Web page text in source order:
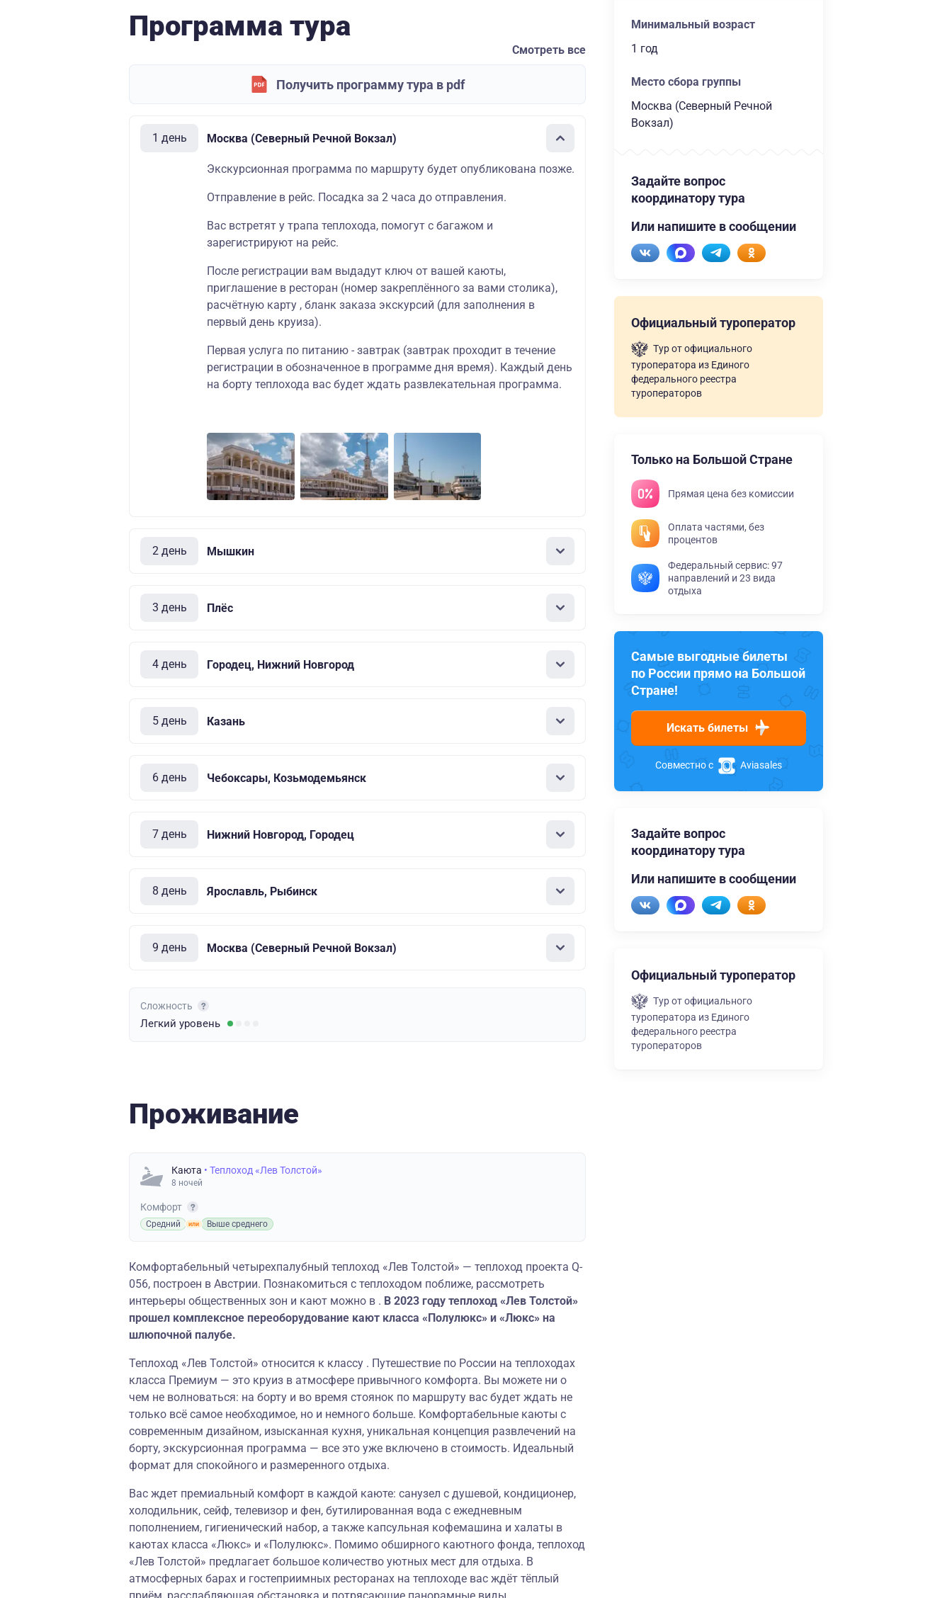
Программа тура
Смотреть все
Получить программу тура в pdf
1 день Москва (Северный Речной Вокзал)
Экскурсионная программа по маршруту будет опубликована позже.
Отправление в рейс. Посадка за 2 часа до отправления.
Вас встретят у трапа теплохода, помогут с багажом и
зарегистрируют на рейс.
После регистрации вам выдадут ключ от вашей каюты,
приглашение в ресторан (номер закреплённого за вами столика),
расчётную карту , бланк заказа экскурсий (для заполнения в
первый день круиза).
Первая услуга по питанию - завтрак (завтрак проходит в течение
регистрации в обозначенное в программе дня время). Каждый день
на борту теплохода вас будет ждать развлекательная программа.
2 день Мышкин
3 день Плёс
4 день Городец, Нижний Новгород
5 день Казань
6 день Чебоксары, Козьмодемьянск
7 день Нижний Новгород, Городец
8 день Ярославль, Рыбинск
9 день Москва (Северный Речной Вокзал)
Сложность
Легкий уровень
Проживание
Каюта • Теплоход «Лев Толстой»
8 ночей
Комфорт
Средний Выше среднего
Комфортабельный четырехпалубный теплоход «Лев Толстой» — теплоход проекта Q-
056, построен в Австрии. Познакомиться с теплоходом поближе, рассмотреть
интерьеры общественных зон и кают можно в . В 2023 году теплоход «Лев Толстой»
прошел комплексное переоборудование кают класса «Полулюкс» и «Люкс» на
шлюпочной палубе.
Теплоход «Лев Толстой» относится к классу . Путешествие по России на теплоходах
класса Премиум — это круиз в атмосфере привычного комфорта. Вы можете ни о
чем не волноваться: на борту и во время стоянок по маршруту вас будет ждать не
только всё самое необходимое, но и немного больше. Комфортабельные каюты с
современным дизайном, изысканная кухня, уникальная концепция развлечений на
борту, экскурсионная программа — все это уже включено в стоимость. Идеальный
формат для спокойного и размеренного отдыха.
Вас ждет премиальный комфорт в каждой каюте: санузел с душевой, кондиционер,
холодильник, сейф, телевизор и фен, бутилированная вода с ежедневным
пополнением, гигиенический набор, а также капсульная кофемашина и халаты в
каютах класса «Люкс» и «Полулюкс». Помимо обширного каютного фонда, теплоход
«Лев Толстой» предлагает большое количество уютных мест для отдыха. В
атмосферных барах и гостеприимных ресторанах на теплоходе вас ждёт тёплый
Минимальный возраст
1 год
Место сбора группы
Москва (Северный Речной
Вокзал)
Задайте вопрос
координатору тура
Или напишите в сообщении
Официальный туроператор
Тур от официального
туроператора из Единого
федерального реестра
туроператоров
Только на Большой Стране
Прямая цена без комиссии
Оплата частями, без
процентов
Федеральный сервис: 97
направлений и 23 вида
отдыха
Самые выгодные билеты
по России прямо на Большой
Стране!
Искать билеты
Совместно с Aviasales
Задайте вопрос
координатору тура
Или напишите в сообщении
Официальный туроператор
Тур от официального
туроператора из Единого
федерального реестра
туроператоров